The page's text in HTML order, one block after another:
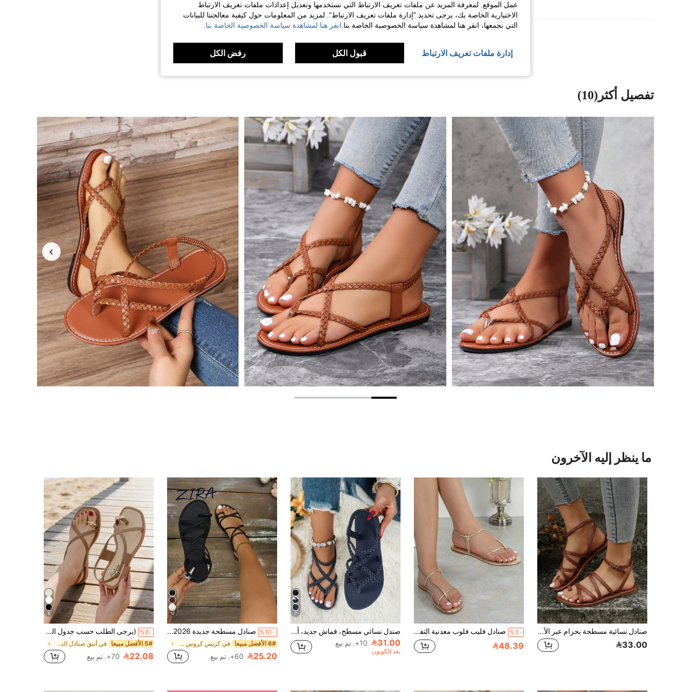
مفيد (1)
عرض المزيد من المراجعات
تفصيل أكثر(10)
ما ينظر إليه الآخرون
صنادل نسائية مسطحة بحزام عبر الأصابع وحول الكاحل، صنادل فليب فلوب بني عصرية، ملابس ربيع وصيف
33.00
%3- صنادل فليب فلوب معدنية التفاصيل للنساء، صنادل موضة بحزام خلفي من جلد اصطناعي للصيف والشاطئ
48.39
7
صندل نسائي مسطح، قماش جديد، ألوان راصدة، أشرطة مطاطية متشابكة مضادة للانزلاق، صندل صيفي كاجوال للشاطئ
31.00 10+. تم بيع
بعد الكوبون
12
%10- صنادل مسطحة جديدة 2026 بأصبع قدم مستدير وحزام رفيع متقاطع مرن مع حزام خلفي، كاجوال للاستخدام اليومي
6# الأفضل مبيعا في كريس كروس صنادل النساء
25.20 60+. تم بيع
6
%8- (يرجى الطلب حسب جدول المقاسات) صنادل شاطئ جديدة أنيقة وكاجوال متعددة الاستخدامات للنساء صنادل نسائية مسطحة بلون موحد مفتوحة الأصابع صنادل نسائية صيفية صنادل نسائية مسطحة صنادل مفتوحة الأصابع نعال مفتوحة الأصابع نعال بنية صنادل بنية صنادل ثونج نعال ثونج صنادل ثونج
5# الأفضل مبيعا في أنيق صنادل النساء
22.08 70+. تم بيع
عمل الموقع. لمعرفة المزيد عن ملفات تعريف الارتباط التي نستخدمها وتعديل إعدادات ملفات تعريف الارتباط
الاختيارية الخاصة بك، يرجى تحديد "إدارة ملفات تعريف الارتباط". لمزيد من المعلومات حول كيفية معالجتنا للبيانات
التي نجمعها، انقر هنا لمشاهدة سياسة الخصوصية الخاصة بنا. انقر هنا لمشاهدة سياسة الخصوصية الخاصة بنا.
إدارة ملفات تعريف الارتباط قبول الكل رفض الكل